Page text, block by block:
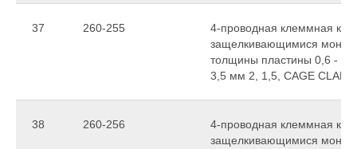
37 260-255
4-проводная клеммная
защелкивающимися
толщины пластины 0,6 -
3,5 мм 2, 1,5, CAGE CLAMP
38 260-256
4-проводная клеммная
защелкивающимися